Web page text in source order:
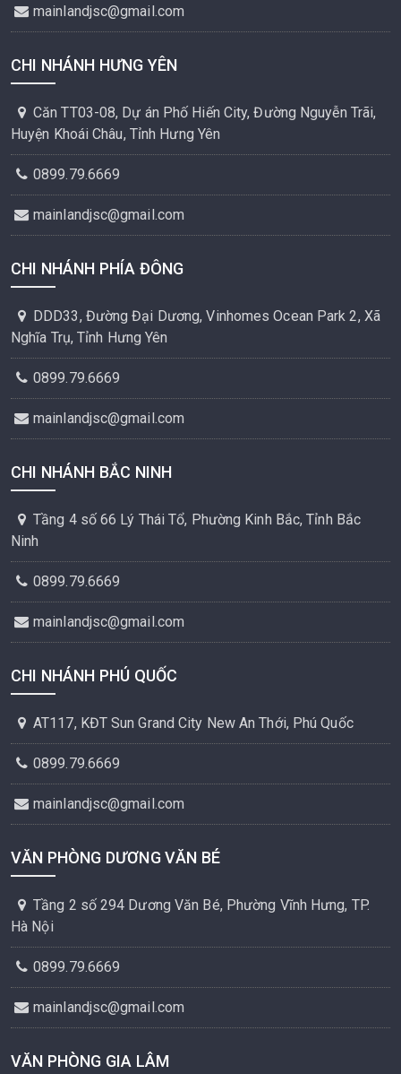
mainlandjsc@gmail.com
CHI NHÁNH HƯNG YÊN
Căn TT03-08, Dự án Phố Hiến City, Đường Nguyễn Trãi,
Huyện Khoái Châu, Tỉnh Hưng Yên
0899.79.6669
mainlandjsc@gmail.com
CHI NHÁNH PHÍA ĐÔNG
DDD33, Đường Đại Dương, Vinhomes Ocean Park 2, Xã
Nghĩa Trụ, Tỉnh Hưng Yên
0899.79.6669
mainlandjsc@gmail.com
CHI NHÁNH BẮC NINH
Tầng 4 số 66 Lý Thái Tổ, Phường Kinh Bắc, Tỉnh Bắc
Ninh
0899.79.6669
mainlandjsc@gmail.com
CHI NHÁNH PHÚ QUỐC
AT117, KĐT Sun Grand City New An Thới, Phú Quốc
0899.79.6669
mainlandjsc@gmail.com
VĂN PHÒNG DƯƠNG VĂN BÉ
Tầng 2 số 294 Dương Văn Bé, Phường Vĩnh Hưng, TP.
Hà Nội
0899.79.6669
mainlandjsc@gmail.com
VĂN PHÒNG GIA LÂM